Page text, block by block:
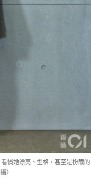
慣她漂亮、型格，甚至是扮醜的
）